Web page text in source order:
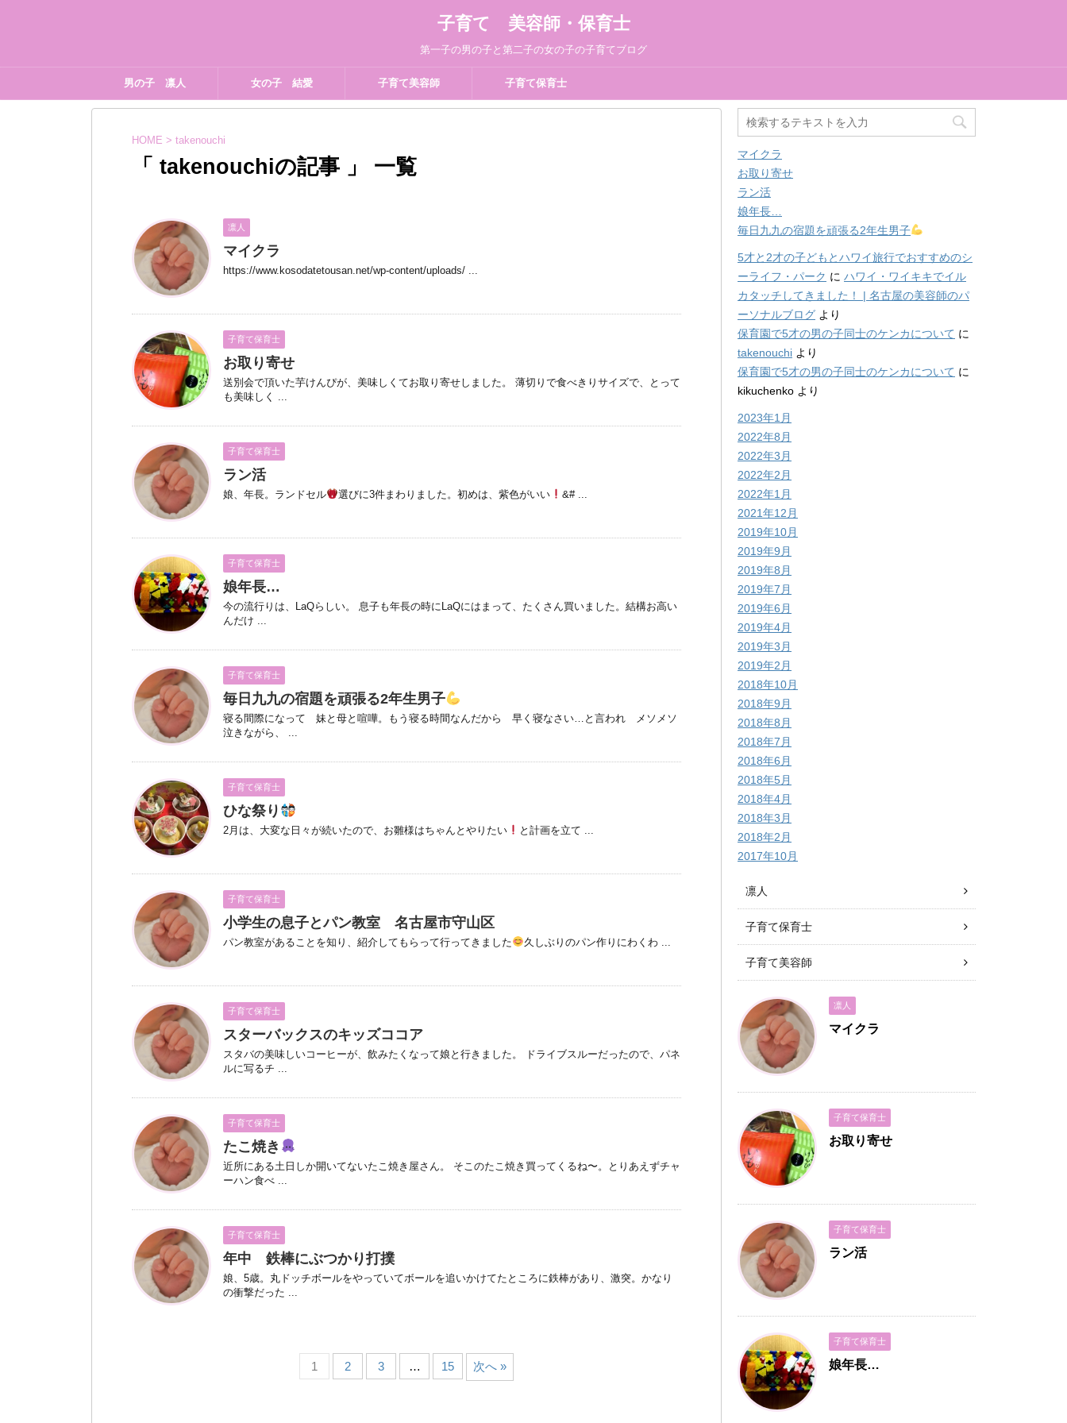
子育て 美容師・保育士
第一子の男の子と第二子の女の子の子育てブログ
男の子 凛人 女の子 結愛 子育て美容師 子育て保育士
HOME > takenouchi
「 takenouchiの記事 」 一覧
凛人
マイクラ
https://www.kosodatetousan.net/wp-content/uploads/ ...
子育て保育士
お取り寄せ
送別会で頂いた芋けんぴが、美味しくてお取り寄せしました。 薄切りで食べきりサイズで、とって
も美味しく ...
子育て保育士
ラン活
娘、年長。ランドセル 選びに3件まわりました。初めは、紫色がいい &# ...
子育て保育士
娘年長…
今の流行りは、LaQらしい。 息子も年長の時にLaQにはまって、たくさん買いました。結構お高い
んだけ ...
子育て保育士
毎日九九の宿題を頑張る2年生男子
寝る間際になって 妹と母と喧嘩。もう寝る時間なんだから 早く寝なさい…と言われ メソメソ
泣きながら、 ...
子育て保育士
ひな祭り
2月は、大変な日々が続いたので、お雛様はちゃんとやりたい と計画を立て ...
子育て保育士
小学生の息子とパン教室 名古屋市守山区
パン教室があることを知り、紹介してもらって行ってきました 久しぶりのパン作りにわくわ ...
子育て保育士
スターバックスのキッズココア
スタバの美味しいコーヒーが、飲みたくなって娘と行きました。 ドライブスルーだったので、パネ
ルに写るチ ...
子育て保育士
たこ焼き
近所にある土日しか開いてないたこ焼き屋さん。 そこのたこ焼き買ってくるね〜。とりあえずチャ
ーハン食べ ...
子育て保育士
年中 鉄棒にぶつかり打撲
娘、5歳。丸ドッチボールをやっていてボールを追いかけてたところに鉄棒があり、激突。かなり
の衝撃だった ...
1 2 3 … 15 次へ »
マイクラ
お取り寄せ
ラン活
娘年長…
毎日九九の宿題を頑張る2年生男子
5才と2才の子どもとハワイ旅行でおすすめのシ
ーライフ・パーク に ハワイ・ワイキキでイル
カタッチしてきました！ | 名古屋の美容師のパ
ーソナルブログ より
保育園で5才の男の子同士のケンカについて に
takenouchi より
保育園で5才の男の子同士のケンカについて に
kikuchenko より
2023年1月
2022年8月
2022年3月
2022年2月
2022年1月
2021年12月
2019年10月
2019年9月
2019年8月
2019年7月
2019年6月
2019年4月
2019年3月
2019年2月
2018年10月
2018年9月
2018年8月
2018年7月
2018年6月
2018年5月
2018年4月
2018年3月
2018年2月
2017年10月
凛人
子育て保育士
子育て美容師
凛人
マイクラ
子育て保育士
お取り寄せ
子育て保育士
ラン活
子育て保育士
娘年長…